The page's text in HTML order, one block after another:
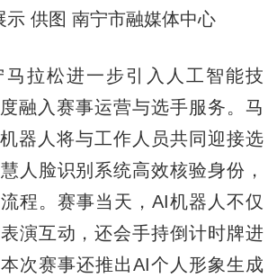
示 供图 南宁市融媒体中心
松进一步引入人工智能技
融入赛事运营与选手服务。马
器人将与工作人员共同迎接选
人脸识别系统高效核验身份，
程。赛事当天，AI机器人不仅
演互动，还会手持倒计时牌进
次赛事还推出AI个人形象生成